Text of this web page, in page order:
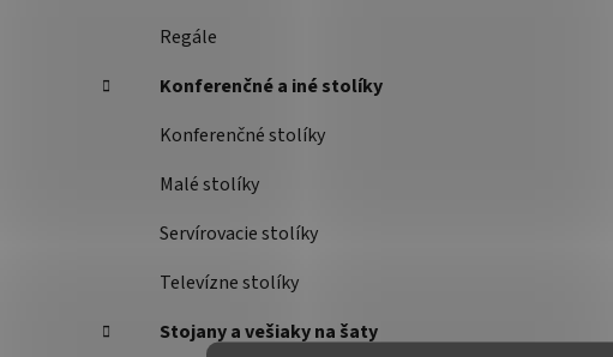
Regále
Konferenčné a iné stolíky
Konferenčné stolíky
Malé stolíky
Servírovacie stolíky
Televízne stolíky
Stojany a vešiaky na šaty